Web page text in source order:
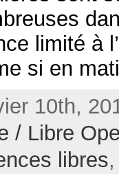
limité à
si en
10th,
/ Libre
libres